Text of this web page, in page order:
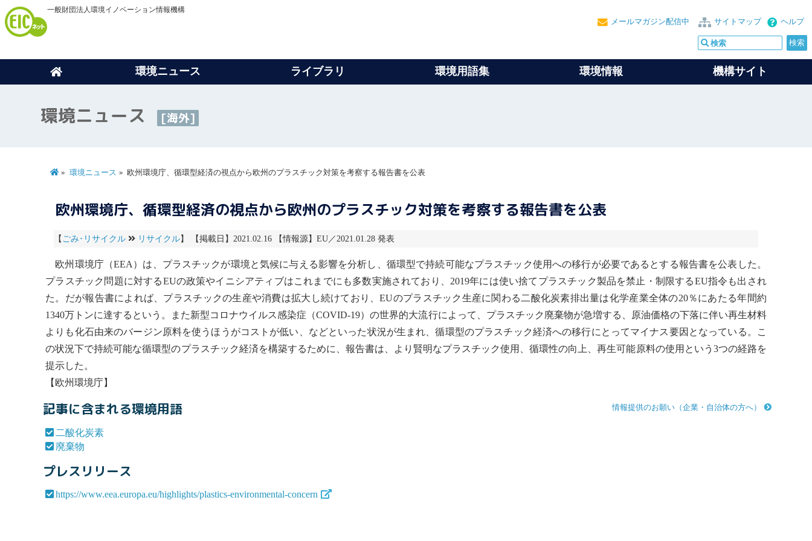
一般財団法人環境イノベーション情報機構
ヘルプ
サイトマップ
メールマガジン配信中
環境ニュース ライブラリ 環境用語集 環境情報 機構サイト
環境ニュース [海外]
環境ニュース 欧州環境庁、循環型経済の視点から欧州のプラスチック対策を考察する報告書を公表
欧州環境庁、循環型経済の視点から欧州のプラスチック対策を考察する報告書を公表
【 ごみ･リサイクル リサイクル】 【掲載日】2021.02.16 【情報源】EU／2021.01.28 発表
欧州環境庁（EEA）は、プラスチックが環境と気候に与える影響を分析し、循環型で持続可能なプラスチック使用への移行が必要であるとする報告書を公表した。
プラスチック問題に対するEUの政策やイニシアティブはこれまでにも多数実施されており、2019年には使い捨てプラスチック製品を禁止・制限するEU指令も出され
た。だが報告書によれば、プラスチックの生産や消費は拡大し続けており、EUのプラスチック生産に関わる 二酸化炭素排出量は化学産業全体の20％にあたる年間約
1340万トンに達するという。また新型コロナウイルス感染症（COVID-19）の世界的大流行によって、プラスチック 廃棄物が急増する、原油価格の下落に伴い再生材料
よりも化石由来のバージン原料を使うほうがコストが低い、などといった状況が生まれ、循環型のプラスチック経済への移行にとってマイナス要因となっている。こ
の状況下で持続可能な循環型のプラスチック経済を構築するために、報告書は、より賢明なプラスチック使用、循環性の向上、再生可能原料の使用という3つの経路を
提示した。
【欧州環境庁】
情報提供のお願い（企業・自治体の方へ）
記事に含まれる環境用語
二酸化炭素
廃棄物
プレスリリース
https://www.eea.europa.eu/highlights/plastics-environmental-concern